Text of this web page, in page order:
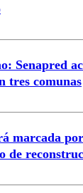
Senapred
tres comunas
marcada
de